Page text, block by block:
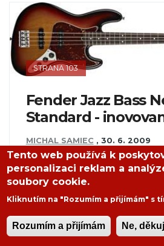
STRANA 103
Fender Jazz Bass
Standard -
MICHAL SAMIEC , 30. 6. 2009
Vážení a milí, Vánoce se
Nevěříte? Já jsem je měl,
bujarého Silvestra
testu připraven originál...
Tento web používá k
personalizaci reklam a
soubory cookie.
Kliknutím na "Rozumím a přijímám" s
Rozumím a přijímám Ne,